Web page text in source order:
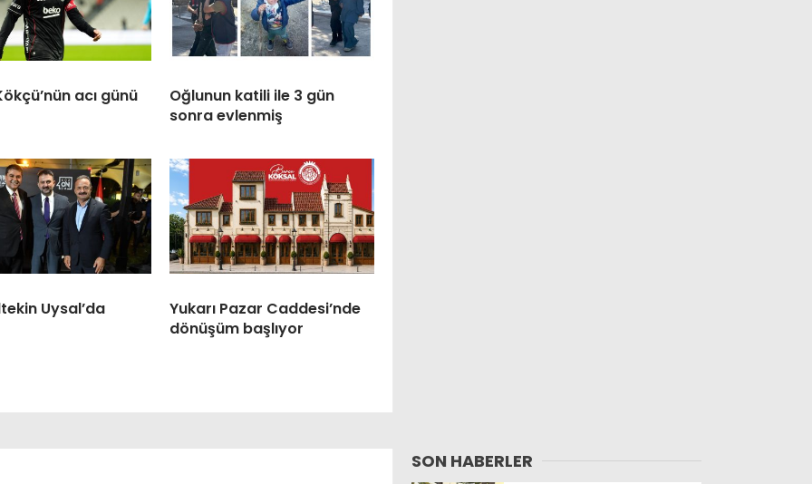
acı günü
Oğlunun katili ile 3 gün
sonra evlenmiş
Uysal’da
Yukarı Pazar Caddesi’nde
dönüşüm başlıyor
SON HABERLER